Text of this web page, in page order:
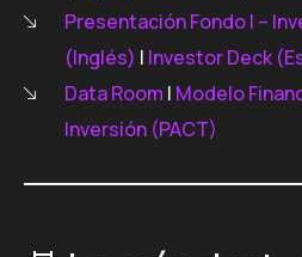
Presentación Fondo I –
(Inglés) | Investor Deck
Data Room | Modelo
Inversión (PACT)